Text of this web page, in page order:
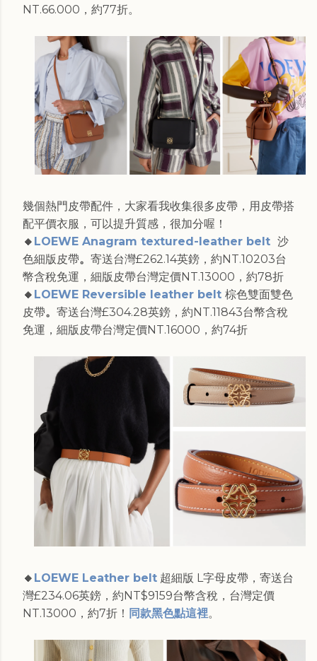
NT.66.000，約77折。
幾個熱門皮帶配件，大家看我收集很多皮帶，用皮帶搭
配平價衣服，可以提升質感，很加分喔！
🔸 LOEWE Anagram textured-leather belt 沙
色細版皮帶。 寄送台灣£262.14英鎊，約NT.10203台
幣含稅免運，細版皮帶台灣定價NT.13000，約78折
🔸 LOEWE Reversible leather belt 棕色雙面雙色
皮帶。 寄送台灣£304.28英鎊，約NT.11843台幣含稅
免運，細版皮帶台灣定價NT.16000，約74折
🔸 LOEWE Leather belt 超細版 L字母皮帶，寄送台
灣£234.06英鎊，約NT$9159台幣含稅，台灣定價
NT.13000，約7折！ 同款黑色點這裡。